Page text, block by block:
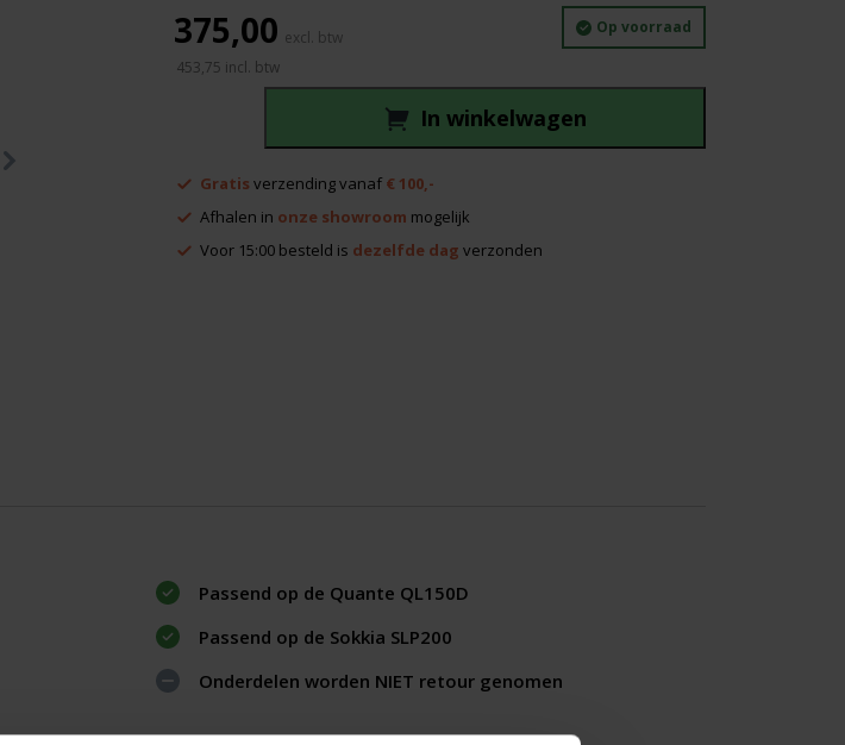
Op voorraad
QL150D
Sokkia
SLP200
453,75 incl. btw
In winkelwagen
375,00
Gratis verzending vanaf € 100,-
Afhalen in onze showroom mogelijk
Voor 15:00 besteld is dezelfde dag verzonden
Passend op de Quante QL150D
Passend op de Sokkia SLP200
Onderdelen worden NIET retour genomen